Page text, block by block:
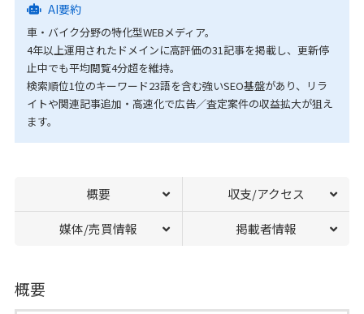
AI要約
車・バイク分野の特化型WEBメディア。
4年以上運用されたドメインに高評価の31記事を掲載し、更新停
止中でも平均閲覧4分超を維持。
検索順位1位のキーワード23語を含む強いSEO基盤があり、リラ
イトや関連記事追加・高速化で広告／査定案件の収益拡大が狙え
ます。
概要 収支/アクセス
媒体/売買情報 掲載者情報
概要